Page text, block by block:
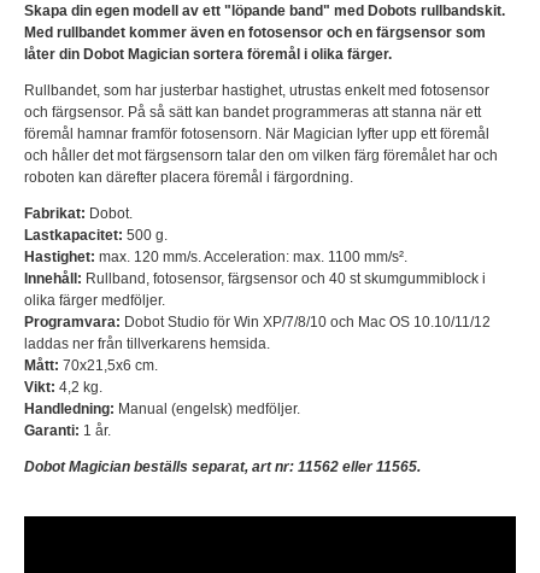
Skapa din egen modell av ett "löpande band" med Dobots rullbandskit.
Med rullbandet kommer även en fotosensor och en färgsensor som
låter din Dobot Magician sortera föremål i olika färger.
Rullbandet, som har justerbar hastighet, utrustas enkelt med fotosensor
och färgsensor. På så sätt kan bandet programmeras att stanna när ett
föremål hamnar framför fotosensorn. När Magician lyfter upp ett föremål
och håller det mot färgsensorn talar den om vilken färg föremålet har och
roboten kan därefter placera föremål i färgordning.
Fabrikat: Dobot.
Lastkapacitet: 500 g.
Hastighet: max. 120 mm/s. Acceleration: max. 1100 mm/s².
Innehåll: Rullband, fotosensor, färgsensor och 40 st skumgummiblock i
olika färger medföljer.
Programvara: Dobot Studio för Win XP/7/8/10 och Mac OS 10.10/11/12
laddas ner från tillverkarens hemsida.
Mått: 70x21,5x6 cm.
Vikt: 4,2 kg.
Handledning: Manual (engelsk) medföljer.
Garanti: 1 år.
Dobot Magician beställs separat, art nr: 11562 eller 11565.